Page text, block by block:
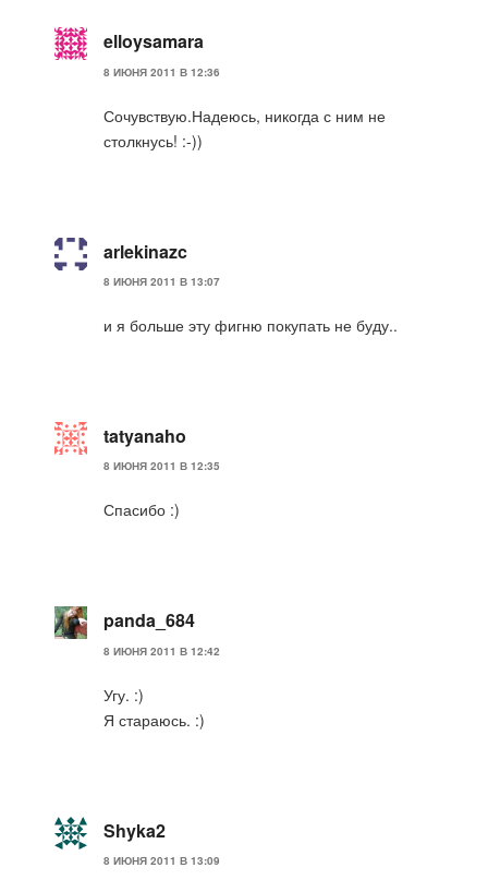
elloysamara
8 ИЮНЯ 2011 В 12:36
Сочувствую.Надеюсь, никогда с ним не
столкнусь! :-))
arlekinazc
8 ИЮНЯ 2011 В 13:07
и я больше эту фигню покупать не буду..
tatyanaho
8 ИЮНЯ 2011 В 12:35
Спасибо :)
panda_684
8 ИЮНЯ 2011 В 12:42
Угу. :)
Я стараюсь. :)
Shyka2
8 ИЮНЯ 2011 В 13:09